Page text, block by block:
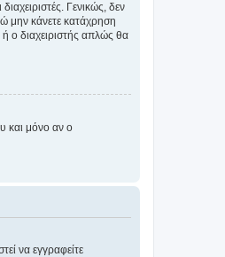
Γενικώς, δεν
μην κάνετε κατάχρηση
ο διαχειριστής απλώς θα
και μόνο αν ο
να εγγραφείτε